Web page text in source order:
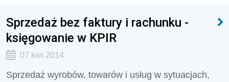
Sprzedaż bez faktury i rachunku -
księgowanie w KPIR
07 kwi 2014
Sprzedaż wyrobów, towarów i usług w sytuacjach,